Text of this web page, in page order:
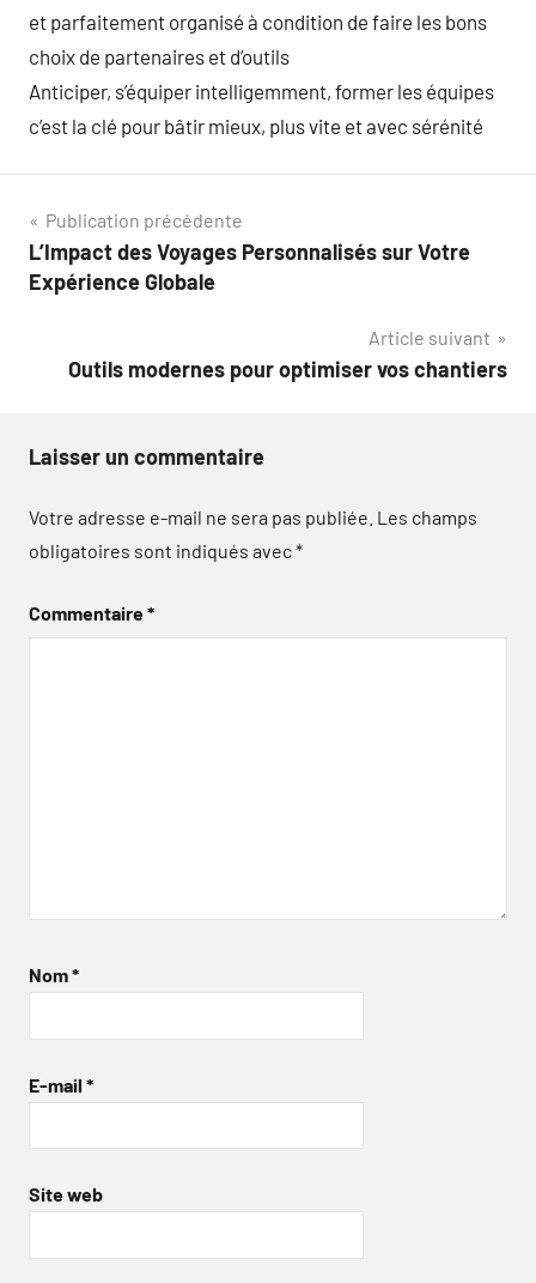
et parfaitement organisé à condition de faire les bons
choix de partenaires et d’outils
Anticiper, s’équiper intelligemment, former les équipes
c’est la clé pour bâtir mieux, plus vite et avec sérénité
Navigation
de
Publication précédente
L’Impact des Voyages Personnalisés sur Votre
Expérience Globale
Article suivant
Outils modernes pour optimiser vos chantiers
Laisser un commentaire
Votre adresse e-mail ne sera pas publiée. Les champs
obligatoires sont indiqués avec*
Commentaire*
Nom*
E-mail *
Site web